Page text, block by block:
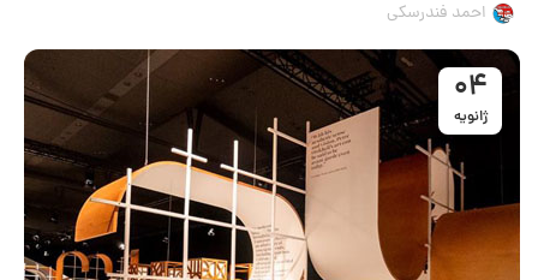
احمد فندرسکی
04
ژانویه